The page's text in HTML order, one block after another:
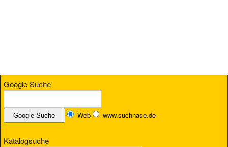
Google Suche
Web www.suchnase.de
Katalogsuche